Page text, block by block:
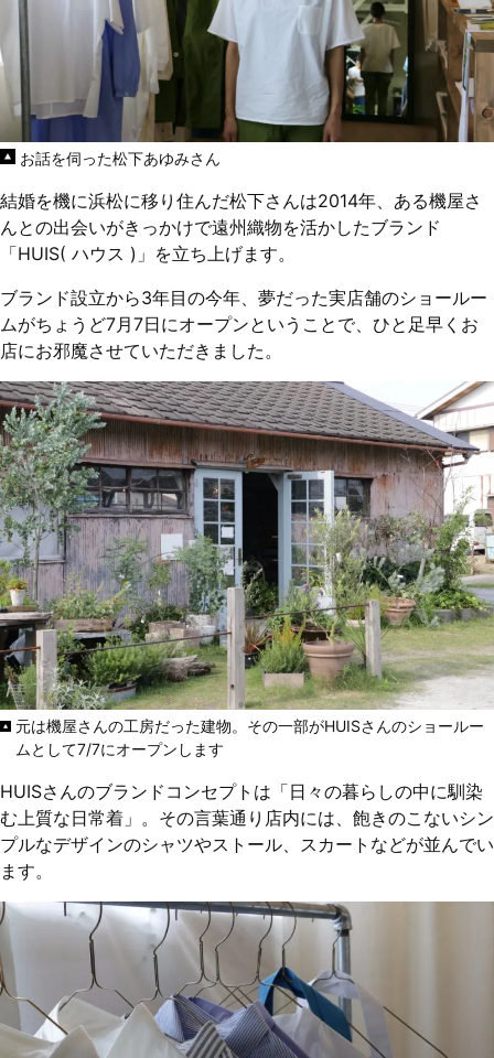
お話を伺った松下あゆみさん
結婚を機に浜松に移り住んだ松下さんは2014年、ある機屋さ
んとの出会いがきっかけで遠州織物を活かしたブランド
「HUIS( ハウス )」を立ち上げます。
ブランド設立から3年目の今年、夢だった実店舗のショールー
ムがちょうど7月7日にオープンということで、ひと足早くお
店にお邪魔させていただきました。
元は機屋さんの工房だった建物。その一部がHUISさんのショールー
ムとして7/7にオープンします
HUISさんのブランドコンセプトは「日々の暮らしの中に馴染
む上質な日常着」。その言葉通り店内には、飽きのこないシン
プルなデザインのシャツやストール、スカートなどが並んでい
ます。